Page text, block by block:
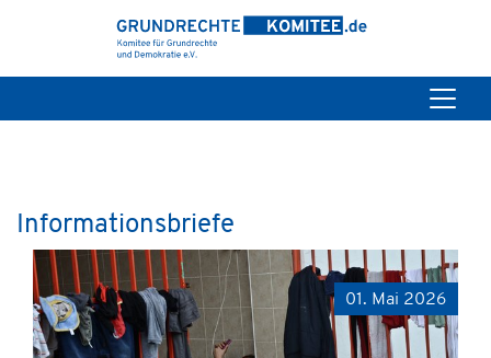
Informationsbriefe
01. Mai 2026